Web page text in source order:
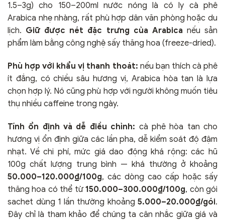
1.5–3g) cho 150–200ml nước nóng là có ly cà phê
Arabica nhẹ nhàng, rất phù hợp dân văn phòng hoặc du
lịch. Giữ được nét đặc trưng của Arabica nếu sản
phẩm làm bằng công nghệ sấy thăng hoa (freeze-dried).
Phù hợp với khẩu vị thanh thoát: nếu bạn thích cà phê
ít đắng, có chiều sâu hương vị, Arabica hòa tan là lựa
chọn hợp lý. Nó cũng phù hợp với người không muốn tiêu
thụ nhiều caffeine trong ngày.
Tính ổn định và dễ điều chỉnh: cà phê hòa tan cho
hương vị ổn định giữa các lần pha, dễ kiểm soát độ đậm
nhạt. Về chi phí, mức giá dao động khá rộng: các hũ
100g chất lượng trung bình — khá thường ở khoảng
50.000–120.000₫/100g, các dòng cao cấp hoặc sấy
thăng hoa có thể từ150.000–300.000₫/100g, còn gói
sachet dùng 1 lần thường khoảng 5.000–20.000₫/gói.
Đây chỉ là tham khảo để chúng ta cân nhắc giữa giá và